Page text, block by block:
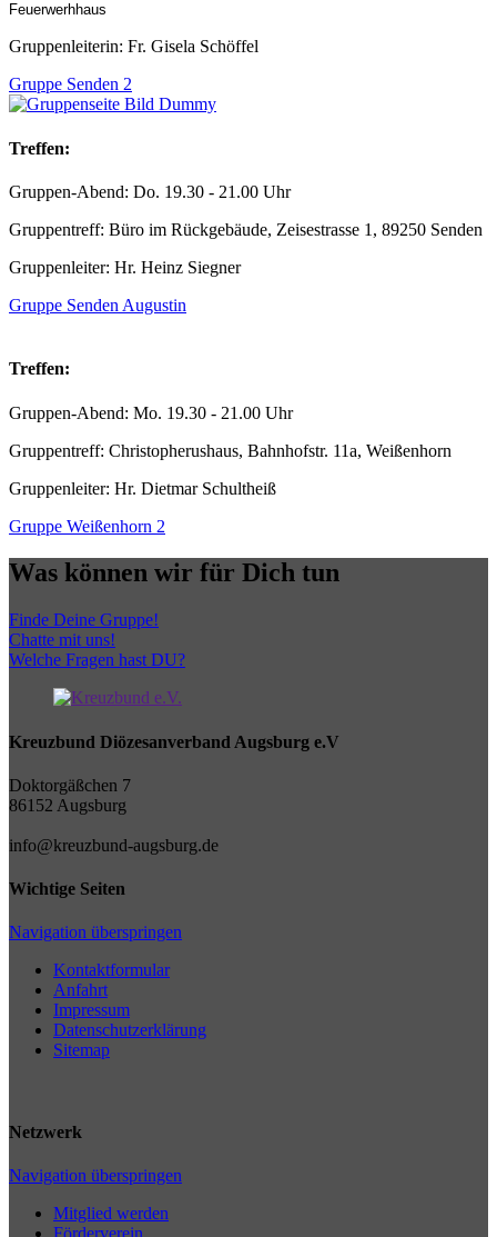
Feuerwerhhaus
Gruppenleiterin: Fr. Gisela Schöffel
Gruppe Senden 2
Treffen:
Gruppen-Abend: Do. 19.30 - 21.00 Uhr
Gruppentreff: Büro im Rückgebäude, Zeisestrasse 1, 89250 Senden
Gruppenleiter: Hr. Heinz Siegner
Gruppe Senden Augustin
Treffen:
Gruppen-Abend: Mo. 19.30 - 21.00 Uhr
Gruppentreff: Christopherushaus, Bahnhofstr. 11a, Weißenhorn
Gruppenleiter: Hr. Dietmar Schultheiß
Gruppe Weißenhorn 2
Was können wir für Dich tun
Finde Deine Gruppe!
Chatte mit uns!
Welche Fragen hast DU?
Kreuzbund Diözesanverband Augsburg e.V
Doktorgäßchen 7
86152 Augsburg
info@kreuzbund-augsburg.de
Wichtige Seiten
Navigation überspringen
Kontaktformular
Anfahrt
Impressum
Datenschutzerklärung
Sitemap
Netzwerk
Navigation überspringen
Mitglied werden
Förderverein